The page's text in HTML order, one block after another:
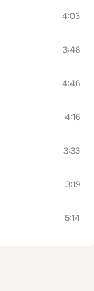
4:03
3:48
4:46
4:16
3:33
3:19
5:14